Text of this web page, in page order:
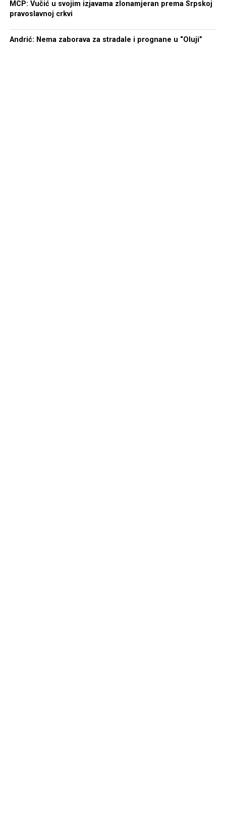
postoji organizovana kriminalna grupa koja neće biti na
udaru organa za sprovođenje zakona“, zaključio je
Šćepanović.
MCP: Vučić u svojim izjavama zlonamjeran prema Srpskoj
pravoslavnoj crkvi
Andrić: Nema zaborava za stradale i prognane u “Oluji”